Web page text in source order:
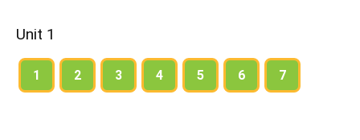
Unit 1
1 2 3 4 5 6 7